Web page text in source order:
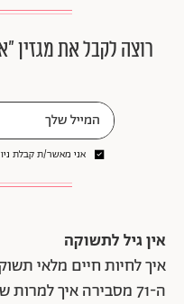
רוצה לקבל את מגזין
אני מאשר/ת קבלת
אין גיל לתשוקה
איך לחיות חיים מלאי
ה-71 מסבירה איך